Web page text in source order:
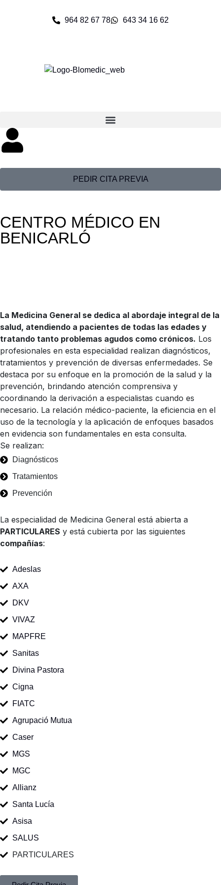
964 82 67 78 643 34 16 62
PEDIR CITA PREVIA
CENTRO MÉDICO EN
BENICARLÓ
La Medicina General se dedica al abordaje integral de la
salud, atendiendo a pacientes de todas las edades y
tratando tanto problemas agudos como crónicos. Los
profesionales en esta especialidad realizan diagnósticos,
tratamientos y prevención de diversas enfermedades. Se
destaca por su enfoque en la promoción de la salud y la
prevención, brindando atención comprensiva y
coordinando la derivación a especialistas cuando es
necesario. La relación médico-paciente, la eficiencia en el
uso de la tecnología y la aplicación de enfoques basados
en evidencia son fundamentales en esta consulta.
Se realizan:
Diagnósticos
Tratamientos
Prevención
La especialidad de Medicina General está abierta a
PARTICULARES y está cubierta por las siguientes
compañías:
Adeslas
AXA
DKV
VIVAZ
MAPFRE
Sanitas
Divina Pastora
Cigna
FIATC
Agrupació Mutua
Caser
MGS
MGC
Allianz
Santa Lucía
Asisa
SALUS
PARTICULARES